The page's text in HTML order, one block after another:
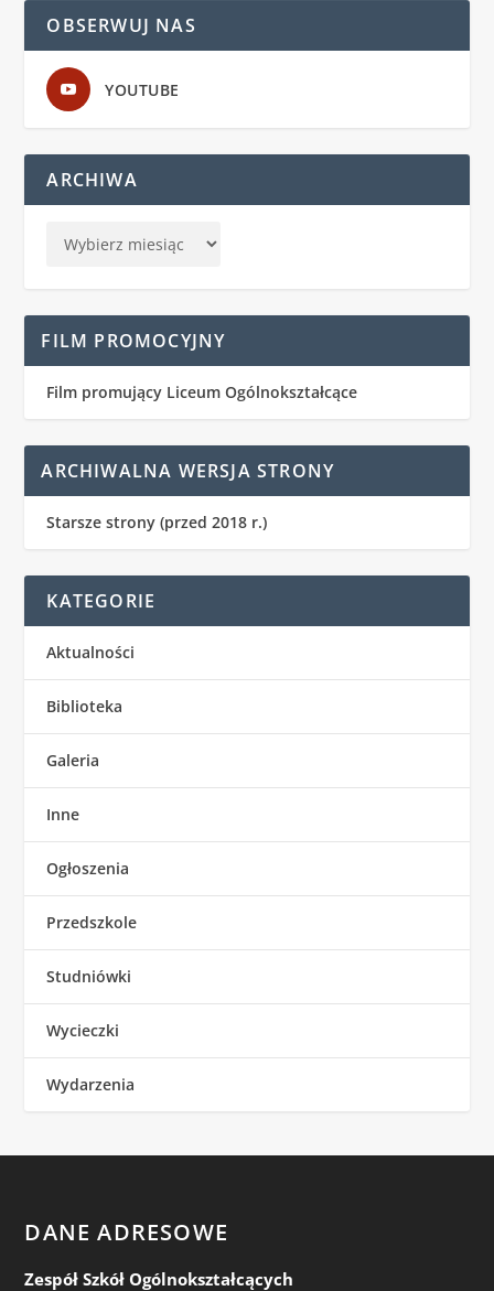
OBSERWUJ NAS
YOUTUBE
ARCHIWA
FILM PROMOCYJNY
Film promujący Liceum Ogólnokształcące
ARCHIWALNA WERSJA STRONY
Starsze strony (przed 2018 r.)
KATEGORIE
Aktualności
Biblioteka
Galeria
Inne
Ogłoszenia
Przedszkole
Studniówki
Wycieczki
Wydarzenia
DANE ADRESOWE
Zespół Szkół Ogólnokształcących